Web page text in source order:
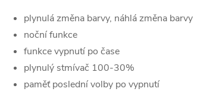
plynulá změna barvy, náhlá změna barvy
noční funkce
funkce vypnutí po čase
plynulý stmívač 100-30%
paměť poslední volby po vypnutí